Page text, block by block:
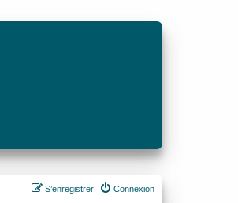
Connexion
S’enregistrer